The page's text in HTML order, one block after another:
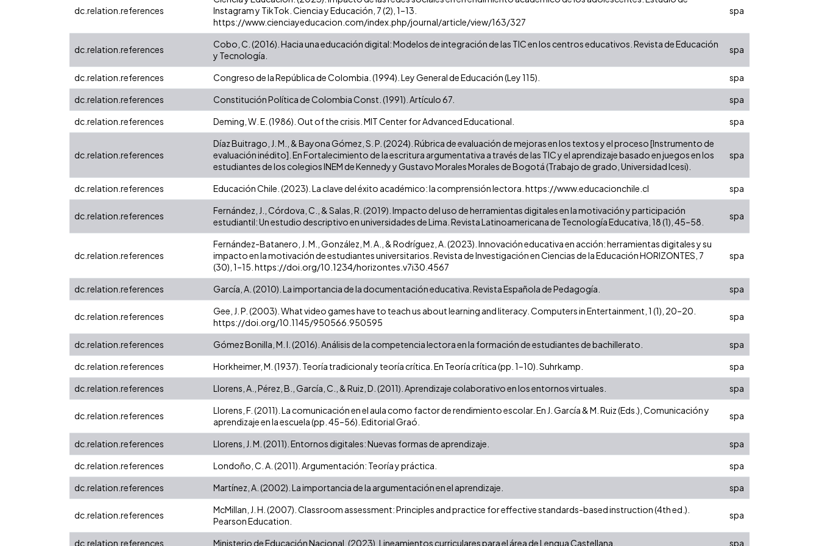
dc.relation.references
Instagram y TikTok. Ciencia y Educación, 7 (2), 1–13.
https://www.cienciayeducacion.com/index.php/journal/article/view/163/327
spa
dc.relation.references
Cobo, C. (2016). Hacia una educación digital: Modelos de integración de las TIC en los centros educativos. Revista de Educación
y Tecnología.
spa
dc.relation.references Congreso de la República de Colombia. (1994). Ley General de Educación (Ley 115).
spa
dc.relation.references
Constitución Política de Colombia Const. (1991). Artículo 67.
spa
dc.relation.references
Deming, W. E. (1986). Out of the crisis. MIT Center for Advanced Educational. spa
dc.relation.references
Díaz Buitrago, J. M., & Bayona Gómez, S. P. (2024). Rúbrica de evaluación de mejoras en los textos y el proceso [Instrumento de
evaluación inédito]. En Fortalecimiento de la escritura argumentativa a través de las TIC y el aprendizaje basado en juegos en los
estudiantes de los colegios INEM de Kennedy y Gustavo Morales Morales de Bogotá (Trabajo de grado, Universidad Icesi).
spa
dc.relation.references Educación Chile. (2023). La clave del éxito académico: la comprensión lectora. https://www.educacionchile.cl spa
dc.relation.references
Fernández, J., Córdova, C., & Salas, R. (2019). Impacto del uso de herramientas digitales en la motivación y participación
estudiantil: Un estudio descriptivo en universidades de Lima. Revista Latinoamericana de Tecnología Educativa, 18 (1), 45–58.
spa
dc.relation.references
Fernández-Batanero, J. M., González, M. A., & Rodríguez, A. (2023). Innovación educativa en acción: herramientas digitales y su
impacto en la motivación de estudiantes universitarios. Revista de Investigación en Ciencias de la Educación HORIZONTES, 7
(30), 1–15. https://doi.org/10.1234/horizontes.v7i30.4567
spa
dc.relation.references García, A. (2010). La importancia de la documentación educativa. Revista Española de Pedagogía. spa
dc.relation.references
Gee, J. P. (2003). What video games have to teach us about learning and literacy. Computers in Entertainment, 1 (1), 20–20.
https://doi.org/10.1145/950566.950595
spa
dc.relation.references Gómez Bonilla, M. I. (2016). Análisis de la competencia lectora en la formación de estudiantes de bachillerato.
spa
dc.relation.references
Horkheimer, M. (1937). Teoría tradicional y teoría crítica. En Teoría crítica (pp. 1–10). Suhrkamp.
spa
dc.relation.references
Llorens, A., Pérez, B., García, C., & Ruiz, D. (2011). Aprendizaje colaborativo en los entornos virtuales. spa
dc.relation.references
Llorens, F. (2011). La comunicación en el aula como factor de rendimiento escolar. En J. García & M. Ruiz (Eds.), Comunicación y
aprendizaje en la escuela (pp. 45–56). Editorial Graó.
spa
dc.relation.references Llorens, J. M. (2011). Entornos digitales: Nuevas formas de aprendizaje.
spa
dc.relation.references
Londoño, C. A. (2011). Argumentación: Teoría y práctica.
spa
dc.relation.references
Martínez, A. (2002). La importancia de la argumentación en el aprendizaje. spa
dc.relation.references
McMillan, J. H. (2007). Classroom assessment: Principles and practice for effective standards-based instruction (4th ed.).
Pearson Education.
spa
dc.relation.references Ministerio de Educación Nacional. (2023). Lineamientos curriculares para el área de Lengua Castellana. spa